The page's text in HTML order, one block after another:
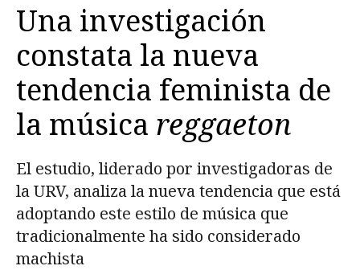
DOCENCIA
INSTITUCIÓN
VIDA EN EL CAMPUS
COMUNIDAD URV
Ámbitos universitarios
Una investigación
constata la nueva
tendencia feminista de
la música reggaeton
El estudio, liderado por investigadoras de
la URV, analiza la nueva tendencia que está
adoptando este estilo de música que
tradicionalmente ha sido considerado
machista